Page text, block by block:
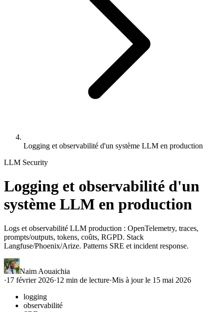
Logging et observabilité d'un système LLM en production
LLM Security
Logging et observabilité d'un
système LLM en production
Logs et observabilité LLM production : OpenTelemetry, traces,
prompts/outputs, tokens, coûts, RGPD. Stack
Langfuse/Phoenix/Arize. Patterns SRE et incident response.
Naim Aouaichia
·17 février 2026·12 min de lecture·Mis à jour le 15 mai 2026
logging
observabilité